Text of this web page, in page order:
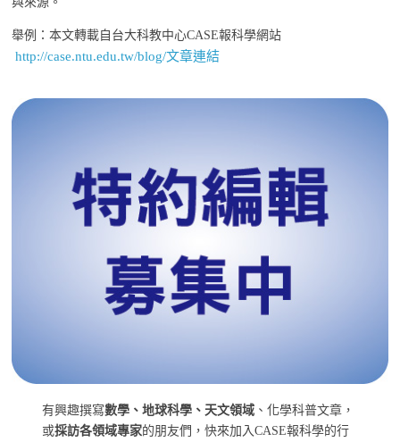
舉例：本文轉載自台大科教中心CASE報科學網站
http://case.ntu.edu.tw/blog/文章連結
有興趣撰寫數學、地球科學、天文領域 、化學科普文章，
或採訪各領域專家的朋友們，快來加入CASE報科學的行